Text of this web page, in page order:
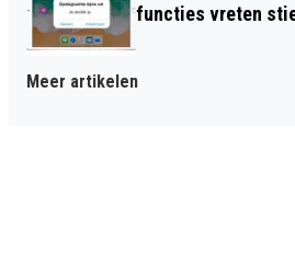
functies vreten
Meer artikelen